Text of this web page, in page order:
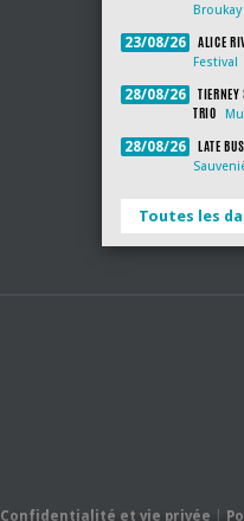
Broukay
23/08/26 ALICE
Festival
28/08/26
TRIO
28/08/26 LATE
Toutes les
Confidentialité et vie privée